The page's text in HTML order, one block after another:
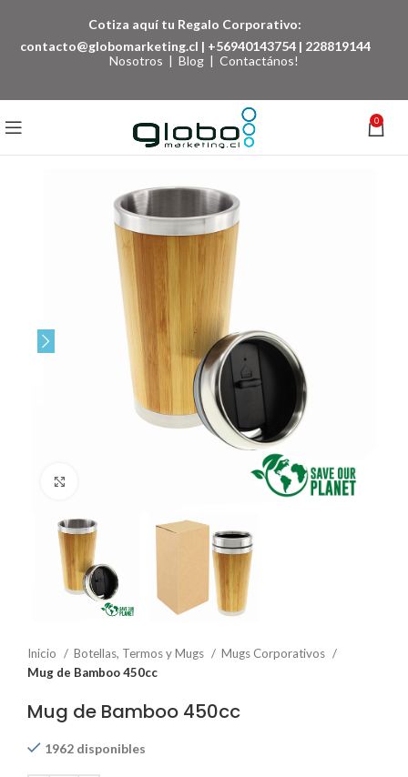
Cotiza aquí tu Regalo Corporativo:
contacto@globomarketing.cl | +56940143754 | 228819144
Nosotros | Blog | Contactános!
0
Inicio Botellas, Termos y Mugs
Mugs Corporativos
Mug de Bamboo 450cc
Mug de Bamboo 450cc
1962 disponibles